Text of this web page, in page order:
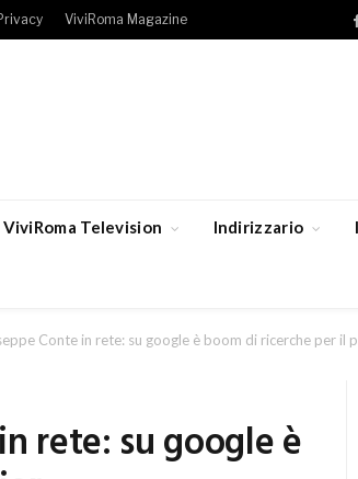
ViviRoma Magazine
ViviRoma Television Indirizzario
Conte in rete: su google è boom di ricerche per il
rete: su google è